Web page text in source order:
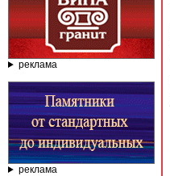
реклама
реклама